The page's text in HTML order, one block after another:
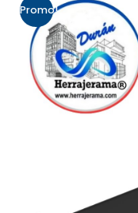
Promo!